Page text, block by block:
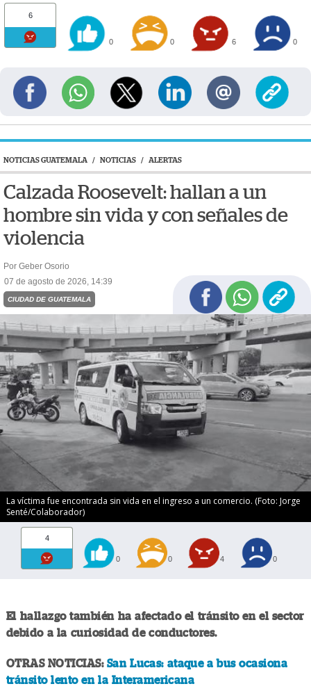
6
0 0 6 0
NOTICIAS GUATEMALA / NOTICIAS / ALERTAS
Calzada Roosevelt: hallan a un
hombre sin vida y con señales de
violencia
Por Geber Osorio
07 de agosto de 2026, 14:39
CIUDAD DE GUATEMALA
La víctima fue encontrada sin vida en el ingreso a un comercio. (Foto: Jorge
Senté/Colaborador)
4
0 0 4 0
El hallazgo también ha afectado el tránsito en el sector
debido a la curiosidad de conductores.
OTRAS NOTICIAS: San Lucas: ataque a bus ocasiona
tránsito lento en la Interamericana